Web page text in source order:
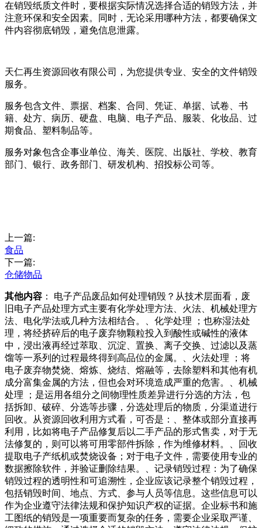
在销毁纸质文件时，要根据实际情况选择合适的销毁方法，并
注意环保和安全因素。同时，无论采用哪种方法，都要确保文
件内容彻底销毁，避免信息泄露。
天仁再生资源回收有限公司，为您提供专业、安全的文件销毁
服务。
服务包含文件、票据、档案、合同、凭证、单据、试卷、书
籍、处方、病历、硬盘、电脑、电子产品、服装、化妆品、过
期食品、塑料制品等。
服务对象包含企事业单位、海关、医院、出版社、学校、教育
部门、银行、政务部门、研发机构、招投标公司等。
上一篇:
食品
下一篇:
仓储物品
其他内容 ： 电子产品废品如何处理销毁？从技术层面看，废
旧电子产品处理方式主要有化学处理方法、火法、机械处理方
法、电化学法或几种方法相结合。、化学处理 ；也称湿法处
理，将经挤碎后的电子废弃物颗粒投入到酸性或碱性的液体
中，浸出液再经过萃取、沉淀、置换、离子交换、过滤以及蒸
馏等一系列的过程最终得到高品位的金属。、火法处理 ；将
电子废弃物焚烧、熔炼、烧结、熔融等，去除塑料和其他有机
成分富集金属的方法，但也会对环境造成严重的危害。、机械
处理 ；是运用各组分之间物理性质差异进行分选的方法，包
括拆卸、破碎、分选等步骤，分选处理后的物质，分渠道进行
回收。从资源回收利用方式看，可否是：、整体或部分直接再
利用，比如将电子产品修复后以二手产品的形式售卖，对于无
法修复的，则可以将可用零部件拆除，作为维修材料。、回收
提取电子产纸机或焚烧设备；对于电子文件，需要使用专业的
数据擦除软件，并验证删除结果。、记录销毁过程：为了确保
销毁过程的透明性和可追溯性，企业应该记录整个销毁过程，
包括销毁时间、地点、方式、参与人员等信息。这些信息可以
作为企业遵守法律法规和保护知识产权的证据。企业标书和施
工图纸的销毁是一项重要而复杂的任务，需要企业采取严谨、